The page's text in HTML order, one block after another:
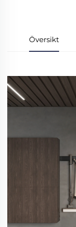
Översikt